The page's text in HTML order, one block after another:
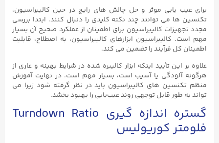
برای عیب یابی موثر و حل چالش های رایج در حین کالیبراسیون،
تکنسین ها می توانند چند نکته کلیدی را دنبال کنند. ابتدا بررسی
مجدد تجهیزات کالیبراسیون برای اطمینان از عملکرد صحیح آن بسیار
مهم است. کالیبراسیون ابزارهای کالیبراسیون، به اصطلاح، قابلیت
اطمینان کل فرآیند را تضمین می کند.
علاوه بر این تأیید اینکه ابزار کالیبره شده در شرایط بهینه و عاری از
هرگونه آلودگی یا آسیب است، بسیار مهم است. در نهایت آموزش
منظم تکنسین‌ های کالیبراسیون باید در نظر گرفته شود زیرا می‌
تواند به طور قابل توجهی روند عیب‌یابی را بهبود بخشد.
گستره اندازه گیری Turndown Ratio
فلومتر کوریولیس